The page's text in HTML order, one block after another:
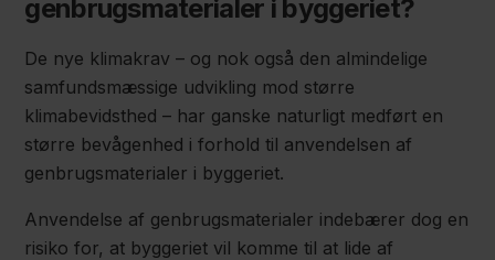
genbrugsmaterialer i byggeriet?
De nye klimakrav – og nok også den almindelige
samfundsmæssige udvikling mod større
klimabevidsthed – har ganske naturligt medført en
større bevågenhed i forhold til anvendelsen af
genbrugsmaterialer i byggeriet.
Anvendelse af genbrugsmaterialer indebærer dog en
risiko for, at byggeriet vil komme til at lide af